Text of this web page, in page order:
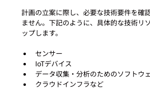
計画の立案に際し、必要な技術要件を確
ません。下記のように、具体的な技術リ
センサー
IoTデバイス
データ収集・分析のためのソフトウ
クラウドインフラなど